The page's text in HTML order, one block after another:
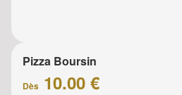
Pizza Boursin
Dès 10.00 €